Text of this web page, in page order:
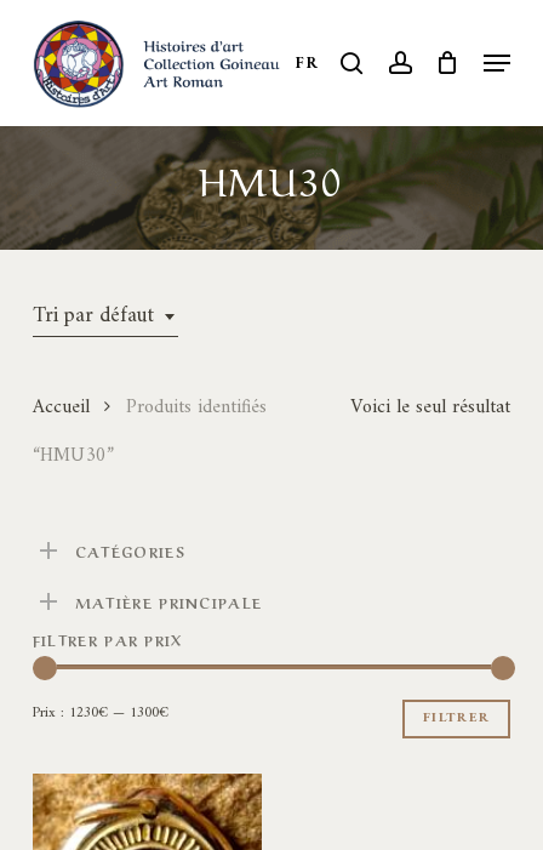
main
content
FR search account Menu
HMU30
Tri par défaut
Voici le seul résultat
Accueil
Produits identifiés
“HMU30”
CATÉGORIES
MATIÈRE PRINCIPALE
FILTRER PAR PRIX
FILTRER
Prix : 1230€— 1300€
Close